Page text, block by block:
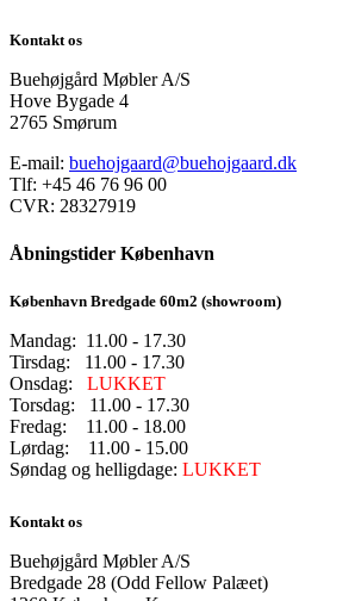
Kontakt os
Buehøjgård Møbler A/S
Hove Bygade 4
2765 Smørum
E-mail: buehojgaard@buehojgaard.dk
Tlf: +45 46 76 96 00
CVR: 28327919
Åbningstider København
København Bredgade 60m2 (showroom)
Mandag: 11.00 - 17.30
Tirsdag: 11.00 - 17.30
Onsdag: LUKKET
Torsdag: 11.00 - 17.30
Fredag: 11.00 - 18.00
Lørdag: 11.00 - 15.00
Søndag og helligdage: LUKKET
Kontakt os
Buehøjgård Møbler A/S
Bredgade 28 (Odd Fellow Palæet)